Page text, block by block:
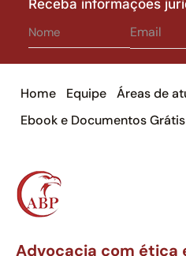
Receba informações
Home Equipe Áreas de
Ebook e Documentos Grátis
Advocacia com ética